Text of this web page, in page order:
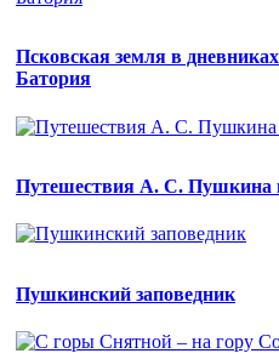
Псковская земля в
Батория
Путешествия А. С. Пушкина
Пушкинский заповедник